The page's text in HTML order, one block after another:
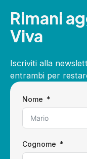
Rimani
Viva
Iscriviti alla
entrambi per
Nome
Cognome